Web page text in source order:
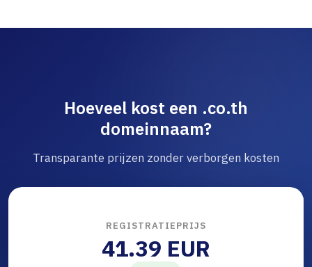
Hoeveel kost een .co.th
domeinnaam?
Transparante prijzen zonder verborgen kosten
REGISTRATIEPRIJS
41.39 EUR